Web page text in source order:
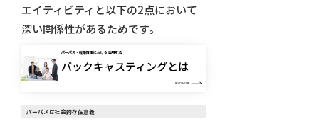
エイティビティと以下の2点において
深い関係性があるためです。
パーパス・戦略策定における活用方法
バックキャスティングとは
READ MORE
パーパスは社会的存在意義